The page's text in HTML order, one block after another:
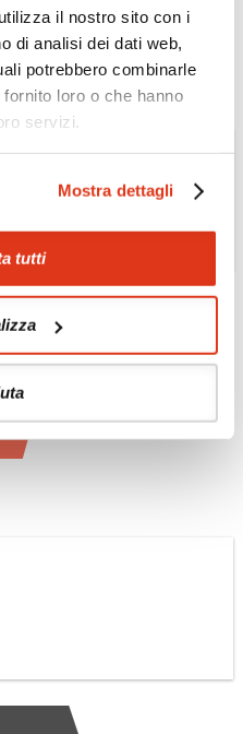
il nostro sito con i
di analisi dei dati web,
potrebbero combinarle
loro o che hanno
servizi.
Mostra dettagli
tutti